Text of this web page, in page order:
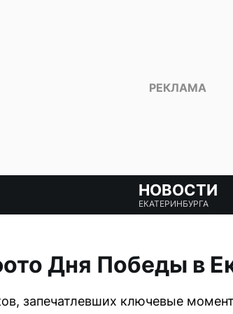
НОВОСТИ
ЕКАТЕРИНБУРГА
Дня Победы в
запечатлевших ключевые